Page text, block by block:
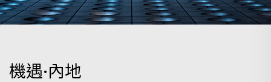
機遇·內地